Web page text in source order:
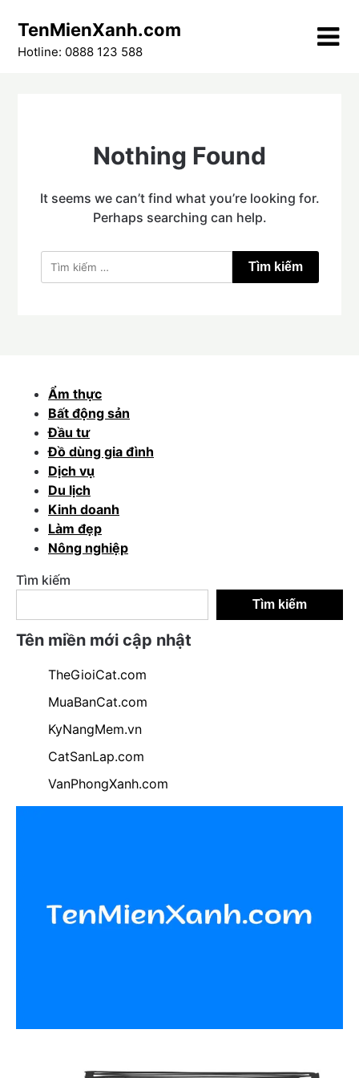
content
TenMienXanh.com
Hotline: 0888 123 588
Nothing Found
It seems we can’t find what you’re looking for.
Perhaps searching can help.
Tìm
kiếm
Ẩm thực
Bất động sản
Đầu tư
Đồ dùng gia đình
Dịch vụ
Du lịch
Kinh doanh
Làm đẹp
Nông nghiệp
Tìm kiếm
Tìm kiếm
Tên miền mới cập nhật
TheGioiCat.com
MuaBanCat.com
KyNangMem.vn
CatSanLap.com
VanPhongXanh.com